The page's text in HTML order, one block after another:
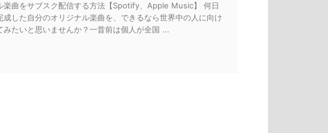
楽曲をサブスク配信する方法【Spotify、Apple Music】 何日
成した自分のオリジナル楽曲を、できるなら世界中の人に向け
みたいと思いませんか？一昔前は個人が全国 ...